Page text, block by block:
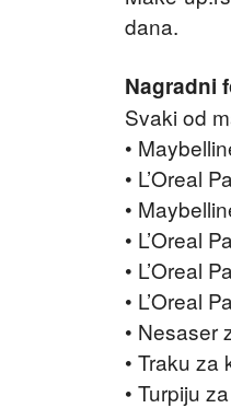
dana.
Nagradni
Svaki od
•
• L’Oreal
•
• L’Oreal
• L’Oreal
• L’Oreal
• Nesaser
• Traku za
• Turpiju